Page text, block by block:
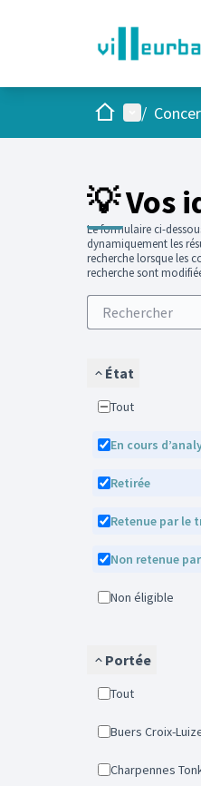
AccueilMenu
/
💡 Vos
Le formulaire ci-
dynamiquement les
recherche lorsque les
recherche sont
État
Tout
En cours
Retirée
Retenue par le
Non retenue
Non éligible
Portée
Tout
Buers Croix-
Charpennes